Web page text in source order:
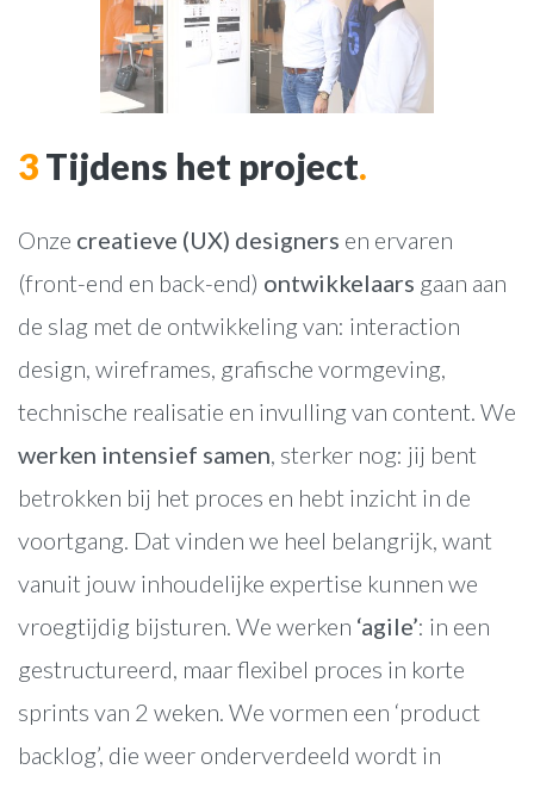
3Tijdens het project.
Onze creatieve (UX) designers en ervaren
(front-end en back-end) ontwikkelaars gaan aan
de slag met de ontwikkeling van: interaction
design, wireframes, grafische vormgeving,
technische realisatie en invulling van content. We
werken intensief samen, sterker nog: jij bent
betrokken bij het proces en hebt inzicht in de
voortgang. Dat vinden we heel belangrijk, want
vanuit jouw inhoudelijke expertise kunnen we
vroegtijdig bijsturen. We werken ‘agile’: in een
gestructureerd, maar flexibel proces in korte
sprints van 2 weken. We vormen een ‘product
backlog’, die weer onderverdeeld wordt in